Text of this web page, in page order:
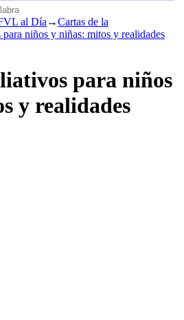
al Día →Cartas de la
niños y niñas: mitos y realidades
para niños
y realidades